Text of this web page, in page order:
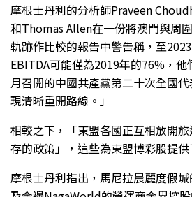
摩根士丹利的分析師Praveen
和Thomas Allen在一份將澳門與周
軌跡作比較的報告中警告稱，至
EBITDA可能僅為2019年的76%，
月召開的中國共產黨第二十次全國
現清晰重開路線。」
相較之下，「東盟各國正互相放開
存的政策」，這些為東盟博彩股提
摩根士丹利指出，馬尼拉晨麗度假